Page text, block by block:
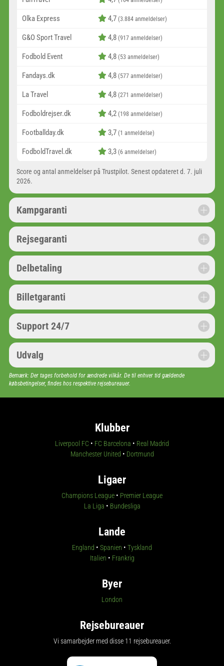
Olka Express 4,7 (3.884 anmeldelser)
G&O Sport Travel 4,8 (917 anmeldelser)
Fodbold Event 4,8 (53 anmeldelser)
Fandays.dk 4,8 (577 anmeldelser)
La Travel 4,8 (271 anmeldelser)
Fodboldrejser.dk 4,2 (198 anmeldelser)
Footballday.dk 3,7 (1 anmeldelse)
FodboldTravel.dk 3,3 (6 anmeldelser)
Score og antal anmeldelser på Trustpilot. Senest opdateret d. 7. juli
2026.
Kampgaranti
Rejsegaranti
Delbetaling
Billetgaranti
Support 24/7
Udvalg
Bemærk: Der tages forbehold for ændrede vilkår. De til enhver tid gældende
købsbetingelser, findes hos respektive rejsebureauer.
Klubber
Liverpool FC • FC Barcelona • Real Madrid
Manchester United • Dortmund
Ligaer
Champions League • Premier League
La Liga • Bundesliga
Lande
England • Spanien • Tyskland
Italien • Frankrig
Byer
London
Rejsebureauer
Vi samarbejder med disse 11 rejsebureauer.